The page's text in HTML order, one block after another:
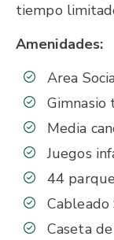
tiempo
Amenidades:
Area
Gimnasio
Media
Juegos
44
Caseta